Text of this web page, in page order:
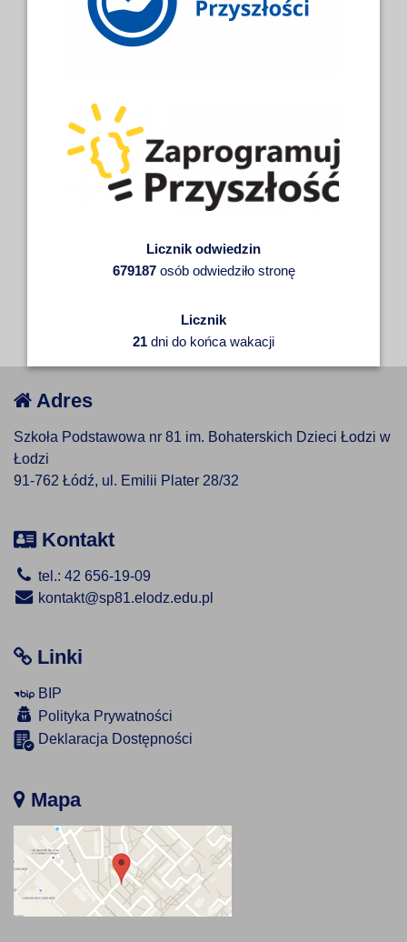
Licznik odwiedzin
679187osób odwiedziło stronę
Licznik
21 dni do końca wakacji
Adres
Szkoła Podstawowa nr 81 im. Bohaterskich Dzieci Łodzi w
Łodzi
91-762 Łódź, ul. Emilii Plater 28/32
Kontakt
tel.: 42 656-19-09
kontakt@sp81.elodz.edu.pl
Linki
BIP
Polityka Prywatności
Deklaracja Dostępności
Mapa